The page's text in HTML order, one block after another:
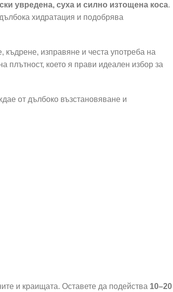
увредена, суха и силно изтощена коса.
хидратация и подобрява
къдрене, изправяне и честа употреба на
плътност, което я прави идеален избор за
от дълбоко възстановяване и
и краищата. Оставете да подейства 10–20